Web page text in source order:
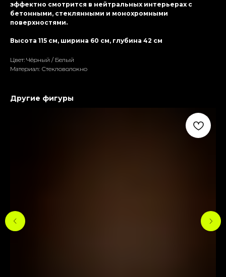
эффектно смотрится в нейтральных интерьерах с
бетонными, стеклянными и монохромными
поверхностями.
Высота 115 см, ширина 60 см, глубина 42 см
Цвет: Чёрный / Белый
Материал: Стекловолокно
Другие фигуры